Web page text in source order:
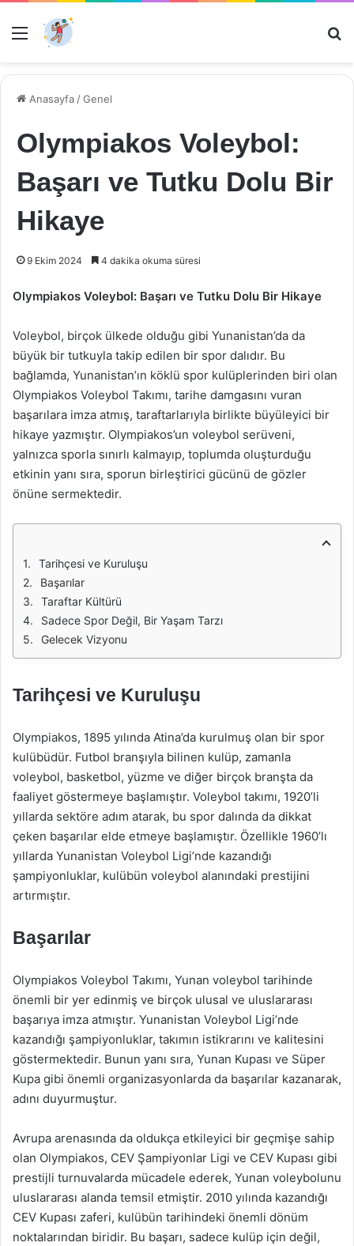
Menü
Anasayfa /Genel
Olympiakos Voleybol:
Başarı ve Tutku Dolu Bir
Hikaye
9 Ekim 2024 4 dakika okuma süresi
Olympiakos Voleybol: Başarı ve Tutku Dolu Bir Hikaye
Voleybol, birçok ülkede olduğu gibi Yunanistan’da da
büyük bir tutkuyla takip edilen bir spor dalıdır. Bu
bağlamda, Yunanistan’ın köklü spor kulüplerinden biri olan
Olympiakos Voleybol Takımı, tarihe damgasını vuran
başarılara imza atmış, taraftarlarıyla birlikte büyüleyici bir
hikaye yazmıştır. Olympiakos’un voleybol serüveni,
yalnızca sporla sınırlı kalmayıp, toplumda oluşturduğu
etkinin yanı sıra, sporun birleştirici gücünü de gözler
önüne sermektedir.
Tarihçesi ve Kuruluşu
Başarılar
Taraftar Kültürü
Sadece Spor Değil, Bir Yaşam Tarzı
Gelecek Vizyonu
Tarihçesi ve Kuruluşu
Olympiakos, 1895 yılında Atina’da kurulmuş olan bir spor
kulübüdür. Futbol branşıyla bilinen kulüp, zamanla
voleybol, basketbol, yüzme ve diğer birçok branşta da
faaliyet göstermeye başlamıştır. Voleybol takımı, 1920’li
yıllarda sektöre adım atarak, bu spor dalında da dikkat
çeken başarılar elde etmeye başlamıştır. Özellikle 1960’lı
yıllarda Yunanistan Voleybol Ligi’nde kazandığı
şampiyonluklar, kulübün voleybol alanındaki prestijini
artırmıştır.
Başarılar
Olympiakos Voleybol Takımı, Yunan voleybol tarihinde
önemli bir yer edinmiş ve birçok ulusal ve uluslararası
başarıya imza atmıştır. Yunanistan Voleybol Ligi’nde
kazandığı şampiyonluklar, takımın istikrarını ve kalitesini
göstermektedir. Bunun yanı sıra, Yunan Kupası ve Süper
Kupa gibi önemli organizasyonlarda da başarılar kazanarak,
adını duyurmuştur.
Avrupa arenasında da oldukça etkileyici bir geçmişe sahip
olan Olympiakos, CEV Şampiyonlar Ligi ve CEV Kupası gibi
prestijli turnuvalarda mücadele ederek, Yunan voleybolunu
uluslararası alanda temsil etmiştir. 2010 yılında kazandığı
CEV Kupası zaferi, kulübün tarihindeki önemli dönüm
noktalarından biridir. Bu başarı, sadece kulüp için değil,